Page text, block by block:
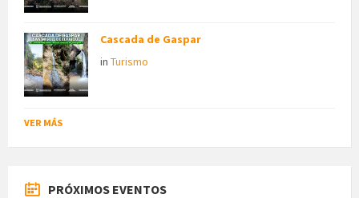
Cascada de Gaspar
in Turismo
VER MÁS
PRÓXIMOS EVENTOS